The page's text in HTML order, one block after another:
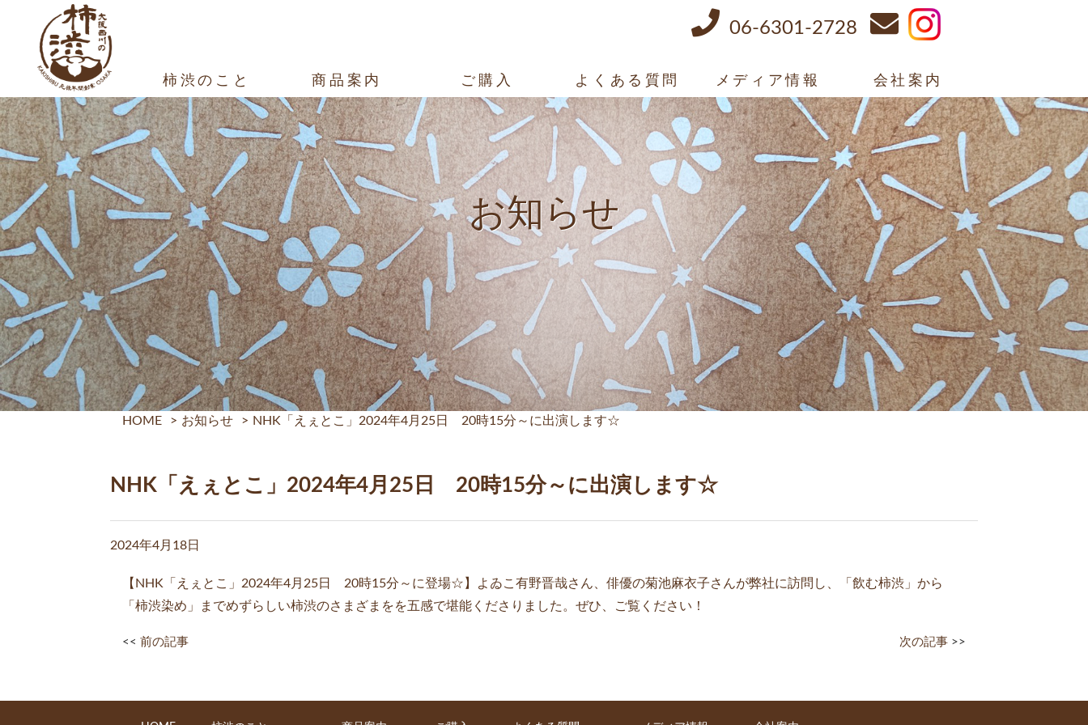
柿渋のこと 商品案内 ご購入 よくある質問 メディア情報 会社案内
06-6301-2728
お知らせ
HOME > お知らせ > NHK「えぇとこ」2024年4月25日 20時15分～に出演します☆
NHK「えぇとこ」2024年4月25日 20時15分～に出演します☆
2024年4月18日
【NHK「えぇとこ」2024年4月25日 20時15分～に登場☆】よゐこ有野晋哉さん、俳優の菊池麻衣子さんが弊社に訪問し、「飲む柿渋」から
「柿渋染め」までめずらしい柿渋のさまざまをを五感で堪能くださりました。ぜひ、ご覧ください！
<< 前の記事 次の記事 >>